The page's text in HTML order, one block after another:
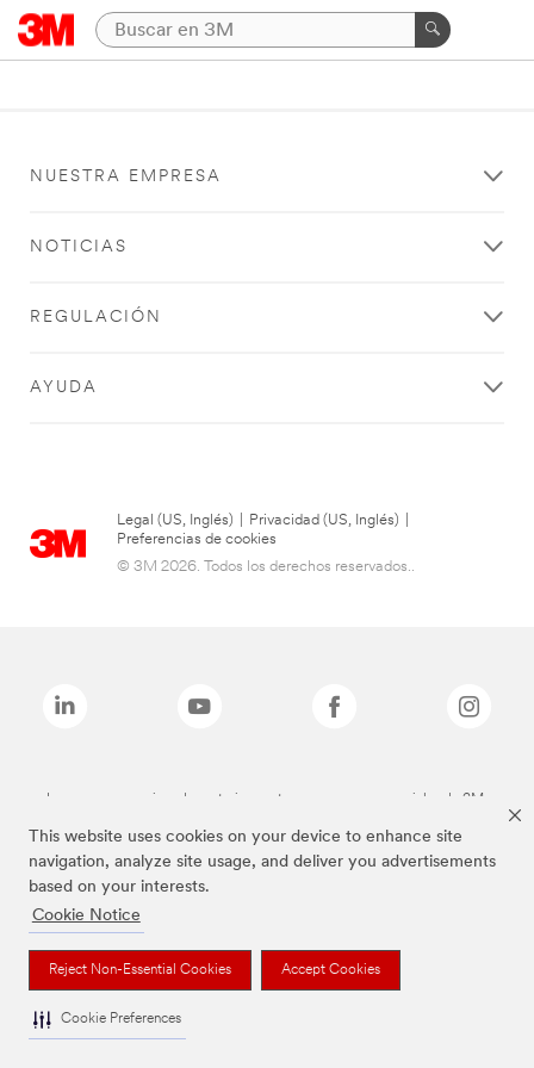
This website uses cookies on your device to enhance site
navigation, analyze site usage, and deliver you advertisements
based on your interests.
Cookie Notice
Reject Non-Essential Cookies Accept Cookies
Cookie Preferences
NUESTRA EMPRESA
NOTICIAS
REGULACIÓN
AYUDA
Legal (US, Inglés) Privacidad (US, Inglés)
Preferencias de cookies
© 3M 2026. Todos los derechos reservados..
Las marcas mencionadas anteriormente son marcas comerciales de 3M.